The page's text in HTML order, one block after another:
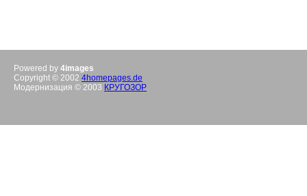
Powered by 4images
Copyright © 2002 4homepages.de
Модернизация © 2003 КРУГОЗОР